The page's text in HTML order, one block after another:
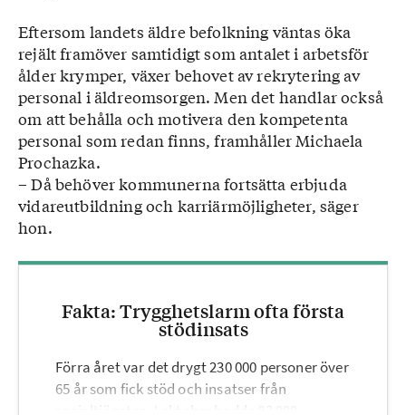
Eftersom landets äldre befolkning väntas öka
rejält framöver samtidigt som antalet i arbetsför
ålder krymper, växer behovet av rekrytering av
personal i äldreomsorgen. Men det handlar också
om att behålla och motivera den kompetenta
personal som redan finns, framhåller Michaela
Prochazka.
– Då behöver kommunerna fortsätta erbjuda
vidareutbildning och karriärmöjligheter, säger
hon.
Fakta: Trygghetslarm ofta första
stödinsats
Förra året var det drygt 230 000 personer över
65 år som fick stöd och insatser från
socialtjänsten. I oktober bodde 83 000